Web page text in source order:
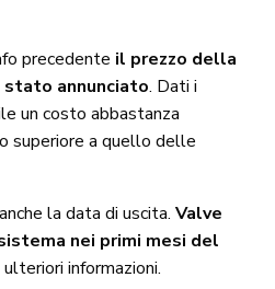
precedente il prezzo della
stato annunciato. Dati i
un costo abbastanza
superiore a quello delle
la data di uscita.Valve
nei primi mesi del
informazioni.